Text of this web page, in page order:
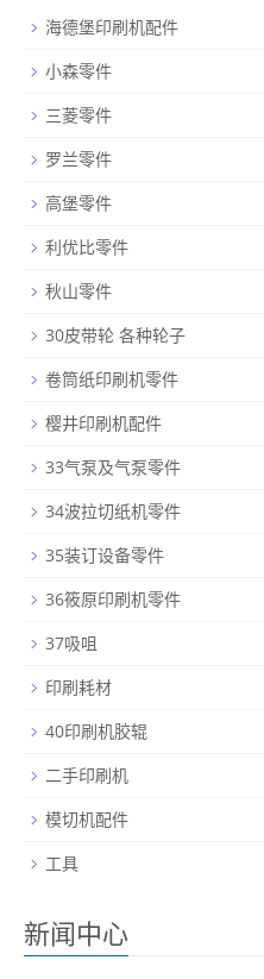
海德堡印刷机配件
小森零件
三菱零件
罗兰零件
高堡零件
利优比零件
秋山零件
30皮带轮 各种轮子
卷筒纸印刷机零件
樱井印刷机配件
33气泵及气泵零件
34波拉切纸机零件
35装订设备零件
36筱原印刷机零件
37吸咀
印刷耗材
40印刷机胶辊
二手印刷机
模切机配件
工具
新闻中心